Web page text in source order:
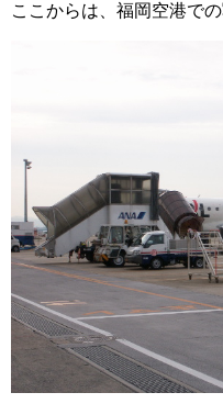
ここからは、福岡空港で